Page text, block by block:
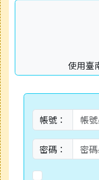
使用臺
帳號：
密碼：